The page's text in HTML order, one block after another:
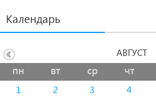
Календарь
пн вт ср чт
1 2 3 4
АВГУСТ